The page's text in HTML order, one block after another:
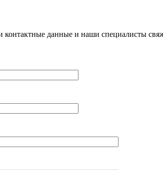
контактные данные и наши специалисты